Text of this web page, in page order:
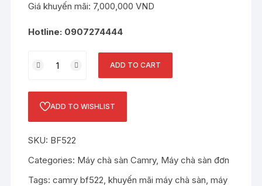
Giá khuyến mãi: 7,000,000 VND
Hotline: 0907274444
chà
Camry
BF522
ADD TO CART
ADD TO WISHLIST
SKU: BF522
Categories: Máy chà sàn Camry, Máy chà sàn đơn
Tags:camry bf522,khuyến mãi máy chà sàn,máy